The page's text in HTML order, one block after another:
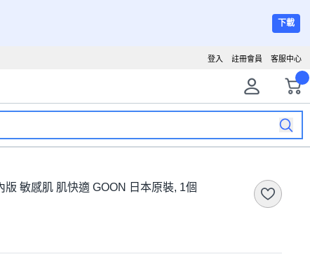
下載
客服中心
註冊會員
登入
版 敏感肌 肌快適 GOON 日本原裝, 1個